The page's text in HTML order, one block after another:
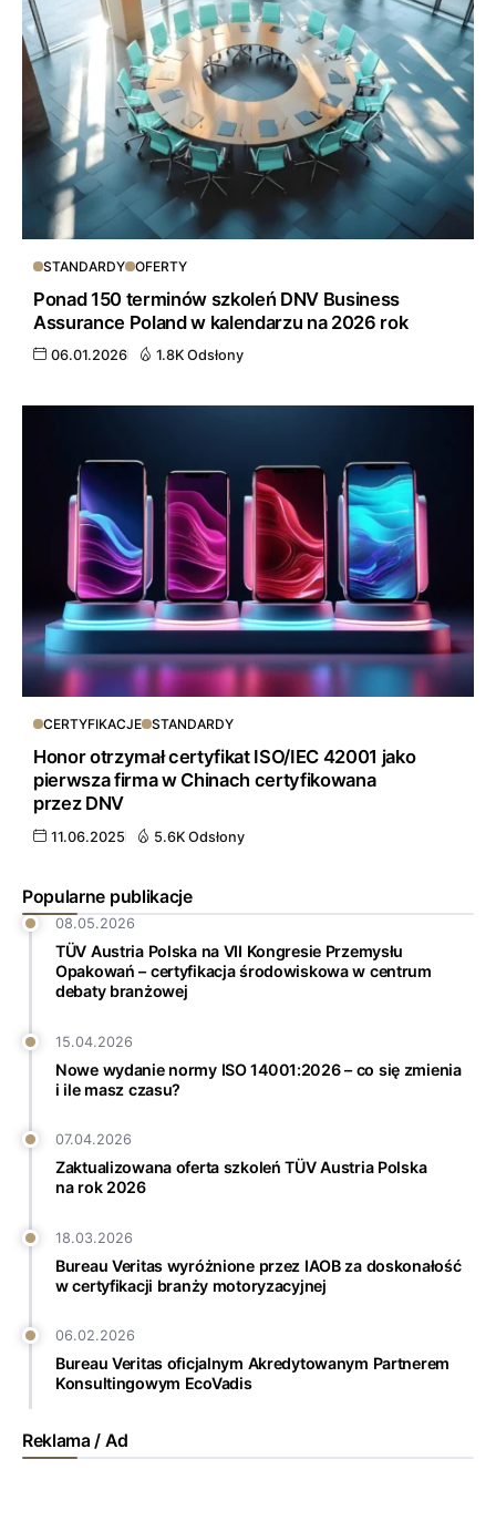
Popularne publikacje
08.05.2026
TÜV Austria Polska na VII Kongresie Przemysłu
Opakowań – certyfikacja środowiskowa w centrum
debaty branżowej
15.04.2026
Nowe wydanie normy ISO 14001:2026 – co się zmienia
i ile masz czasu?
07.04.2026
Zaktualizowana oferta szkoleń TÜV Austria Polska
na rok 2026
18.03.2026
Bureau Veritas wyróżnione przez IAOB za doskonałość
w certyfikacji branży motoryzacyjnej
06.02.2026
Bureau Veritas oficjalnym Akredytowanym Partnerem
Konsultingowym EcoVadis
Reklama / Ad
STANDARDY OFERTY
Ponad 150 terminów szkoleń DNV Business
Assurance Poland w kalendarzu na 2026 rok
06.01.2026 1.8K Odsłony
CERTYFIKACJE STANDARDY
Honor otrzymał certyfikat ISO/IEC 42001 jako
pierwsza firma w Chinach certyfikowana
przez DNV
11.06.2025 5.6K Odsłony